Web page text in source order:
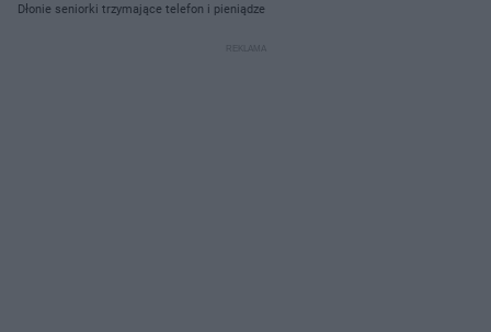
Dłonie seniorki trzymające telefon i pieniądze